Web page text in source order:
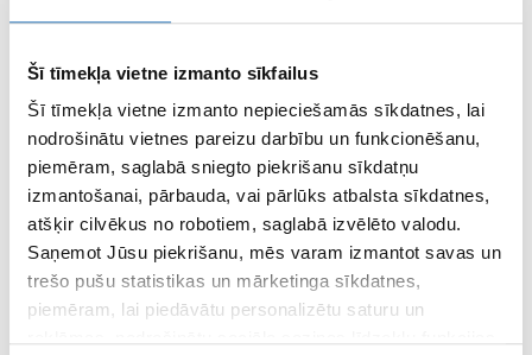
Šī tīmekļa vietne izmanto sīkfailus
Šī tīmekļa vietne izmanto nepieciešamās sīkdatnes, lai
nodrošinātu vietnes pareizu darbību un funkcionēšanu,
piemēram, saglabā sniegto piekrišanu sīkdatņu
izmantošanai, pārbauda, vai pārlūks atbalsta sīkdatnes,
atšķir cilvēkus no robotiem, saglabā izvēlēto valodu.
Saņemot Jūsu piekrišanu, mēs varam izmantot savas un
trešo pušu statistikas un mārketinga sīkdatnes,
piemēram, lai piedāvātu personalizētu saturu un
CENTRE OF REMOTE DIAGNOSTICS
BRANCH WORKING HOURS
PAGE TERMS OF
USE